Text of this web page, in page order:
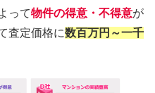
って物件の得意・不得意が
査定価格に数百万円～一千